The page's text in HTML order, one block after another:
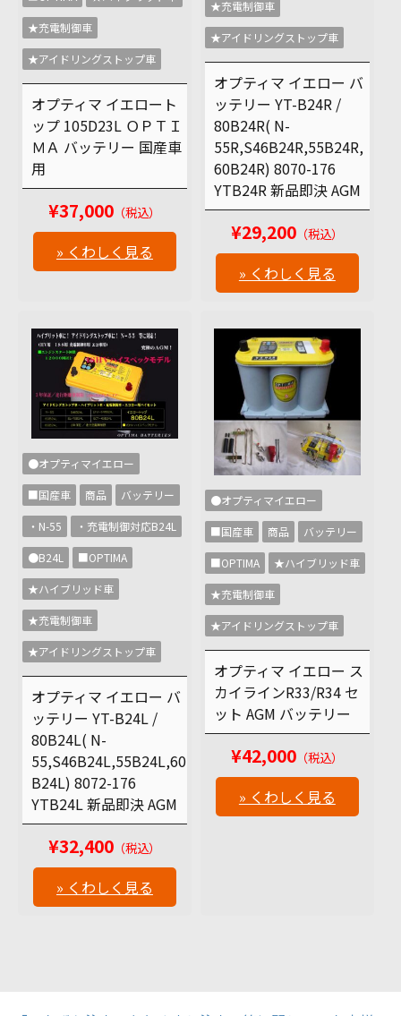
★充電制御車
★アイドリングストップ車
オプティマ イエロート
ップ 105D23L ＯＰＴＩ
ＭＡ バッテリー 国産車
用
¥37,000 （税込）
» くわしく見る
★充電制御車
★アイドリングストップ車
オプティマ イエロー バ
ッテリー YT-B24R /
80B24R( N-
55R,S46B24R,55B24R,
60B24R) 8070-176
YTB24R 新品即決 AGM
¥29,200 （税込）
» くわしく見る
●オプティマイエロー
■国産車 商品 バッテリー
・N-55 ・充電制御対応B24L
●B24L ■OPTIMA
★ハイブリッド車
★充電制御車
★アイドリングストップ車
オプティマ イエロー バ
ッテリー YT-B24L /
80B24L( N-
55,S46B24L,55B24L,60
B24L) 8072-176
YTB24L 新品即決 AGM
¥32,400 （税込）
» くわしく見る
●オプティマイエロー
■国産車 商品 バッテリー
■OPTIMA ★ハイブリッド車
★充電制御車
★アイドリングストップ車
オプティマ イエロー ス
カイラインR33/R34 セ
ット AGM バッテリー
¥42,000 （税込）
» くわしく見る